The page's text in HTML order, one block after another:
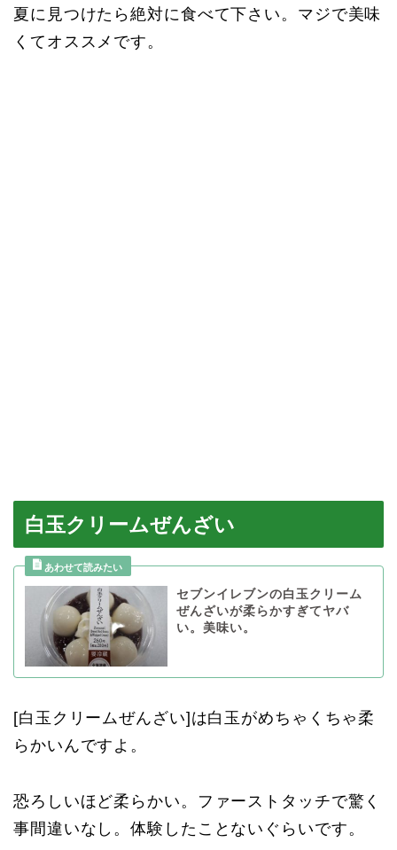
夏に見つけたら絶対に食べて下さい。マジで美味
くてオススメです。
白玉クリームぜんざい
セブンイレブンの白玉クリーム
ぜんざいが柔らかすぎてヤバ
い。美味い。
[白玉クリームぜんざい]は白玉がめちゃくちゃ柔
らかいんですよ。
恐ろしいほど柔らかい。ファーストタッチで驚く
事間違いなし。体験したことないぐらいです。